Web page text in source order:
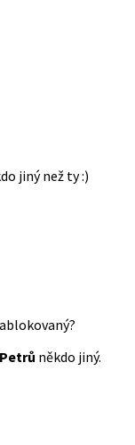
jiný než ty :)
někdo jiný.